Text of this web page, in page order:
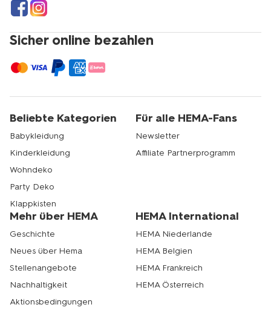
Sicher online bezahlen
Beliebte Kategorien
Babykleidung
Kinderkleidung
Wohndeko
Party Deko
Klappkisten
Für alle HEMA-Fans
Newsletter
Affiliate Partnerprogramm
Mehr über HEMA
Geschichte
Neues über Hema
Stellenangebote
Nachhaltigkeit
Aktionsbedingungen
HEMA International
HEMA Niederlande
HEMA Belgien
HEMA Frankreich
HEMA Österreich